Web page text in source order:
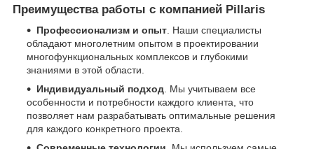
Преимущества работы с компанией Pillaris
Профессионализм и опыт. Наши специалисты
обладают многолетним опытом в проектировании
многофункциональных комплексов и глубокими
знаниями в этой области.
Индивидуальный подход. Мы учитываем все
особенности и потребности каждого клиента, что
позволяет нам разрабатывать оптимальные решения
для каждого конкретного проекта.